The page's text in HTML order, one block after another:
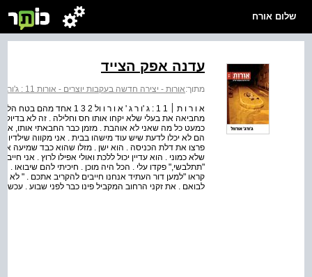
שלום אורח
עדנה אפק הצייד
מתוך:אורות - יצירה חדשה בעקבות יוצרים - אורות 11 : ג'ורג' אורוול
א ו ר ו ת ׀ 1 1 : ג 'ו ר ג ' א ו
מחביאה את בעלי שלא יקחו אותו חס וחלילה . זה לא
כמעט כל מה שאני לא אוהבת . מזמן כבר החבאתי אותו,
הם לא יכלו לדעת שיש עוד מישהו בבית . אני מקווה
פרצו את דלת הכניסה . הוא ישן . מזלו שהוא כבד שמיעה
שלא כמוני . הוא עדיין יכול ללכת ואולי אפילו לרוץ . אני
"תתלבשי," פקדו עלי . הכל היה מוכן . חיכיתי להם שיבואו .
קראו "למען דור העתיד אנחנו חייבים להקריב אתכם . " לא
לבואם . את זקני הרחוב המקביל פינו כבר לפני שבוע .